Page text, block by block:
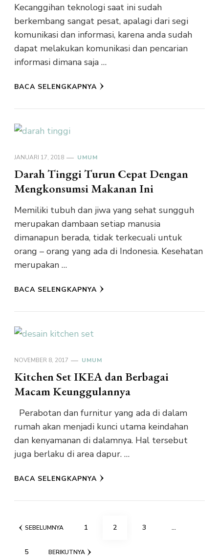
Kecanggihan teknologi saat ini sudah
berkembang sangat pesat, apalagi dari segi
komunikasi dan informasi, karena anda sudah
dapat melakukan komunikasi dan pencarian
informasi dimana saja …
BACA SELENGKAPNYA
JANUARI 17, 2018 UMUM
Darah Tinggi Turun Cepat Dengan
Mengkonsumsi Makanan Ini
Memiliki tubuh dan jiwa yang sehat sungguh
merupakan dambaan setiap manusia
dimanapun berada, tidak terkecuali untuk
orang – orang yang ada di Indonesia. Kesehatan
merupakan …
BACA SELENGKAPNYA
NOVEMBER 8, 2017 UMUM
Kitchen Set IKEA dan Berbagai
Macam Keunggulannya
Perabotan dan furnitur yang ada di dalam
rumah akan menjadi kunci utama keindahan
dan kenyamanan di dalamnya. Hal tersebut
juga berlaku di area dapur. …
BACA SELENGKAPNYA
Navigasi
SEBELUMNYA HALAMAN
1 HALAMAN
2 HALAMAN
3 …
HALAMAN
5 BERIKUTNYA